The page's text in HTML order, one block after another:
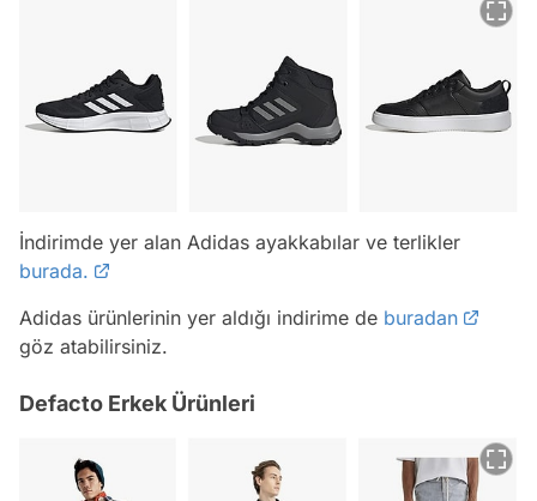
İndirimde yer alan Adidas ayakkabılar ve terlikler
burada.
Adidas ürünlerinin yer aldığı indirime de buradan
göz atabilirsiniz.
Defacto Erkek Ürünleri